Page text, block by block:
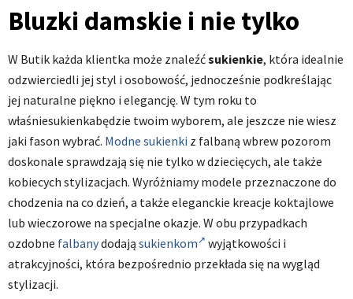
Bluzki damskie i nie tylko
W Butik każda klientka może znaleźćsukienkie, która idealnie
odzwierciedli jej styl i osobowość, jednocześnie podkreślając
jej naturalne piękno i elegancję. W tym roku to
właśniesukienkabędzie twoim wyborem, ale jeszcze nie wiesz
jaki fason wybrać. Modne sukienki z falbaną wbrew pozorom
doskonale sprawdzają się nie tylko w dziecięcych, ale także
kobiecych stylizacjach. Wyróżniamy modele przeznaczone do
chodzenia na co dzień, a także eleganckie kreacje koktajlowe
lub wieczorowe na specjalne okazje. W obu przypadkach
ozdobne falbanydodają sukienkom
wyjątkowości i
atrakcyjności, która bezpośrednio przekłada się na wygląd
stylizacji.